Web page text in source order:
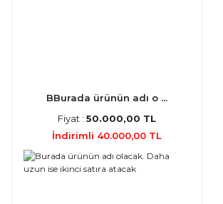
BBurada ürünün adı o ...
Fiyat : 50.000,00 TL
İndirimli 40.000,00 TL